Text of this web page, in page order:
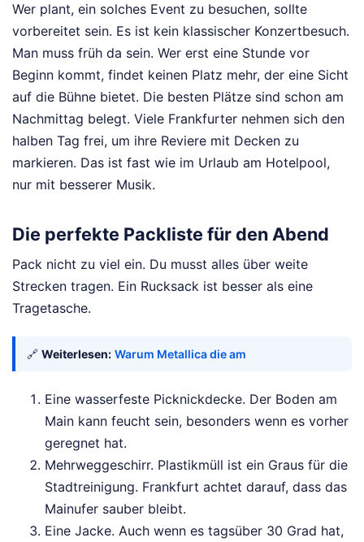
Wer plant, ein solches Event zu besuchen, sollte
vorbereitet sein. Es ist kein klassischer Konzertbesuch.
Man muss früh da sein. Wer erst eine Stunde vor
Beginn kommt, findet keinen Platz mehr, der eine Sicht
auf die Bühne bietet. Die besten Plätze sind schon am
Nachmittag belegt. Viele Frankfurter nehmen sich den
halben Tag frei, um ihre Reviere mit Decken zu
markieren. Das ist fast wie im Urlaub am Hotelpool,
nur mit besserer Musik.
Die perfekte Packliste für den Abend
Pack nicht zu viel ein. Du musst alles über weite
Strecken tragen. Ein Rucksack ist besser als eine
Tragetasche.
🔗 Weiterlesen: Warum Metallica die am
Eine wasserfeste Picknickdecke. Der Boden am
Main kann feucht sein, besonders wenn es vorher
geregnet hat.
Mehrweggeschirr. Plastikmüll ist ein Graus für die
Stadtreinigung. Frankfurt achtet darauf, dass das
Mainufer sauber bleibt.
Eine Jacke. Auch wenn es tagsüber 30 Grad hat,